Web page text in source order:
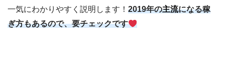
一気にわかりやすく説明します！ 2019年の主流になる稼
ぎ方もあるので、要チェックです